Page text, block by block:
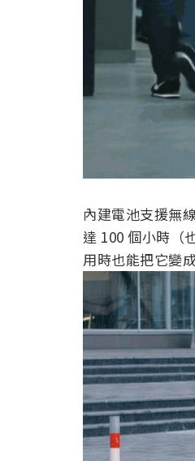
內建電池支援無
達 100 個小時（
用時也能把它變